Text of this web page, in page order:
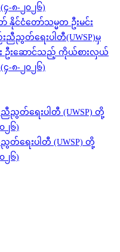
နိုင်ငံတော်သမ္မတ ဦးမင်း
ညွတ်ရေးပါတီ(UWSP)မှ
း ဦးဆောင်သည့် ကိုယ်စားလှယ်
-၈-၂၀၂၆)
ညွတ်ရေးပါတီ (UWSP) တို့
၂၆)